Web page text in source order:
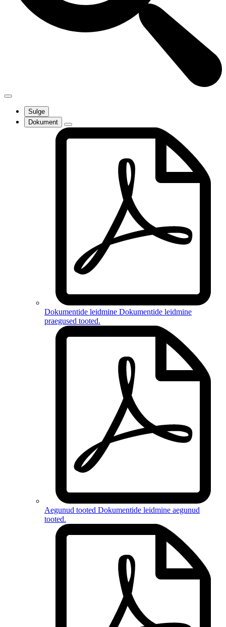
Sulge
Dokument
Dokumentide leidmine Dokumentide leidmine
praegused tooted.
Aegunud tooted Dokumentide leidmine aegunud
tooted.